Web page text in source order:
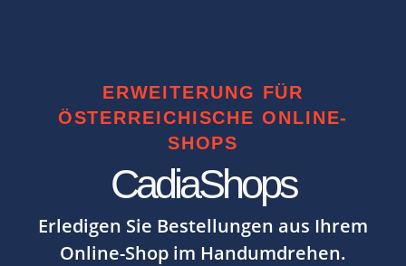
ERWEITERUNG FÜR
ÖSTERREICHISCHE ONLINE-
SHOPS
CadiaShops
Erledigen Sie Bestellungen aus Ihrem
Online-Shop im Handumdrehen.